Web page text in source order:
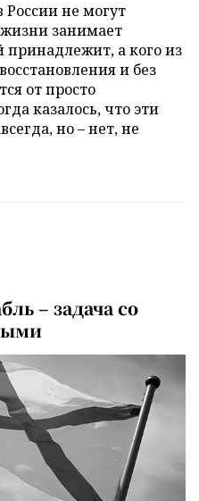
России не могут
занимает
принадлежит, а кого из
и без
от просто
казалось, что эти
но – нет, не
– задача со